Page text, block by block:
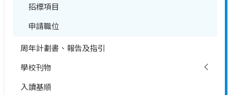
招標項目
申請職位
周年計劃書、報告及指引
學校刊物
入讀基順